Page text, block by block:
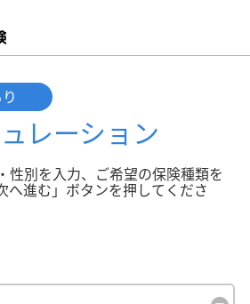
レーション
性別を入力、ご希望の保険種類を
へ進む」ボタンを押してくださ